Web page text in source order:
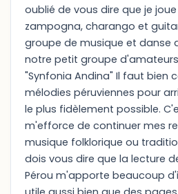
oublié de vous dire que je
zampogna, charango et
groupe de musique et danse
notre petit groupe
"Synfonia Andina" Il faut bien
mélodies péruviennes pour
le plus fidèlement possible.
m'efforce de continuer mes
musique folklorique ou
dois vous dire que la lecture
Pérou m'apporte beaucoup